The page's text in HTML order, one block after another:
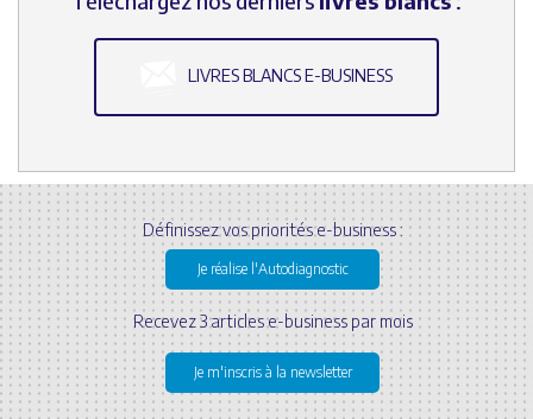
LIVRES BLANCS E-BUSINESS
Définissez vos priorités e-business :
Je réalise l'Autodiagnostic
Recevez 3 articles e-business par mois
Je m'inscris à la newsletter